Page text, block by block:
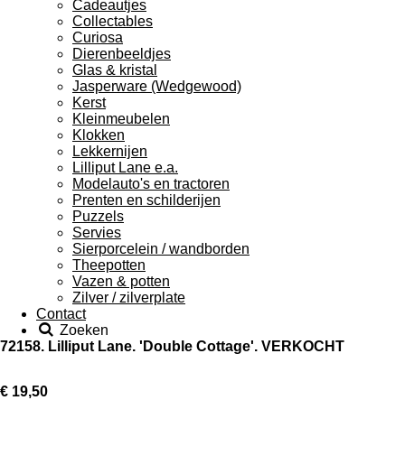
Cadeautjes
Collectables
Curiosa
Dierenbeeldjes
Glas & kristal
Jasperware (Wedgewood)
Kerst
Kleinmeubelen
Klokken
Lekkernijen
Lilliput Lane e.a.
Modelauto's en tractoren
Prenten en schilderijen
Puzzels
Servies
Sierporcelein / wandborden
Theepotten
Vazen & potten
Zilver / zilverplate
Contact
Zoeken
72158. Lilliput Lane. 'Double Cottage'. VERKOCHT
€ 19,50